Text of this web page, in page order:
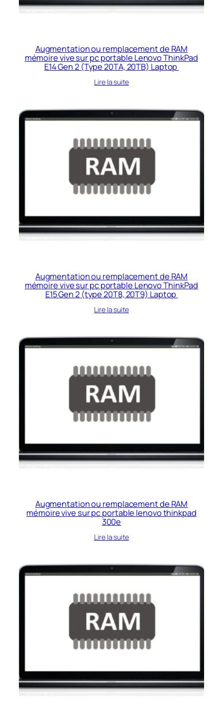
Augmentation ou remplacement de RAM
mémoire vive sur pc portable Lenovo ThinkPad
E14 Gen 2 (Type 20TA, 20TB) Laptop
Lire la suite
Augmentation ou remplacement de RAM
mémoire vive sur pc portable Lenovo ThinkPad
E15 Gen 2 (type 20T8, 20T9) Laptop
Lire la suite
Augmentation ou remplacement de RAM
mémoire vive sur pc portable lenovo thinkpad
300e
Lire la suite